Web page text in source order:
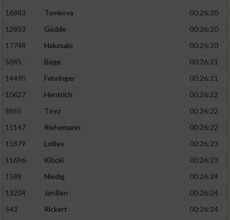
16883
Tomkova
00:26:20
12853
Gödde
00:26:20
17748
Hakasalo
00:26:20
5045
Böge
00:26:21
14490
Fehringer
00:26:21
10627
Hentrich
00:26:22
8865
Tirez
00:26:22
15147
Riehemann
00:26:22
15879
Lollies
00:26:23
11696
Klöckl
00:26:23
1588
Niedig
00:26:24
13204
Janßen
00:26:24
543
Rickert
00:26:24